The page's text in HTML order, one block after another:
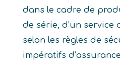
dans le cadre de
de série, d’un service
selon les règles de
impératifs